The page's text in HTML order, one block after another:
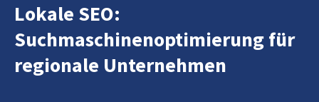
Lokale SEO:
Suchmaschinenoptimierung für
regionale Unternehmen